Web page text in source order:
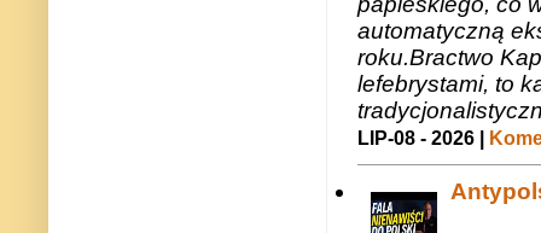
automatyczną
roku.Bractwo
lefebrystami, to
LIP-08 - 2026 |